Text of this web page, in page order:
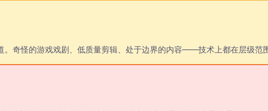
。奇怪的游戏戏剧、低质量剪辑、处于边界的内容——技术上都在层级范